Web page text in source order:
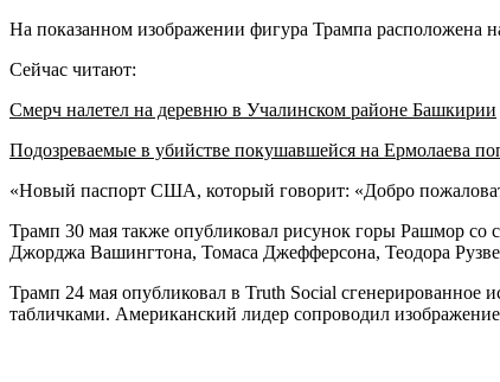
На показанном изображении фигура Трампа расположена
Сейчас читают:
Смерч налетел на деревню в Учалинском районе Башкирии
Подозреваемые в убийстве покушавшейся на Ермолаева
«Новый паспорт США, который говорит: «Добро
Трамп 30 мая также опубликовал рисунок горы Рашмор со
Джорджа Вашингтона, Томаса Джефферсона, Теодора
Трамп 24 мая опубликовал в Truth Social
табличками. Американский лидер сопроводил